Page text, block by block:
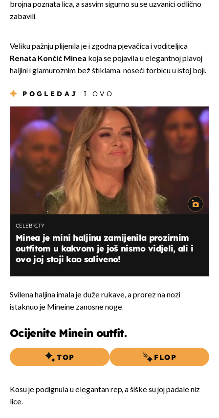
brojna poznata lica, a sasvim sigurno su se uzvanici odlično
zabavili.
Veliku pažnju plijenila je i zgodna pjevačica i voditeljica
Renata Končić Minea koja se pojavila u elegantnoj plavoj
haljini i glamuroznim bež štiklama, noseći torbicu u istoj boji.
POGLEDAJ I OVO
CELEBRITY
Minea je mini haljinu zamijenila prozirnim
outfitom u kakvom je još nismo vidjeli, ali i
ovo joj stoji kao saliveno!
Svilena haljina imala je duže rukave, a prorez na nozi
istaknuo je Mineine zanosne noge.
Ocijenite Minein outfit.
TOP FLOP
Kosu je podignula u elegantan rep, a šiške su joj padale niz
lice.